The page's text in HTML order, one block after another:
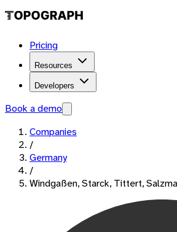
Pricing
Resources
Developers
Book a demo
Companies
/
Germany
/
Windgaßen, Starck, Tittert,